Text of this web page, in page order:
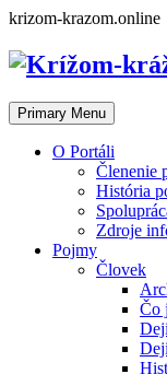
Skip
content
krizom-krazom.online
Primary Menu
O Portáli
Členenie
História
Zdroje
Pojmy
Človek
Čo